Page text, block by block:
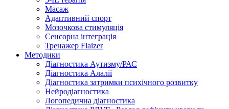
Масаж
Адаптивний спорт
Мозочкова стимуляція
Сенсорна інтеграція
Тренажер Flaizer
Методики
Діагностика Аутизму/РАС
Діагностика Алалії
Діагностика затримки психічного розвитку
Нейродіагностика
Логопедична діагностика